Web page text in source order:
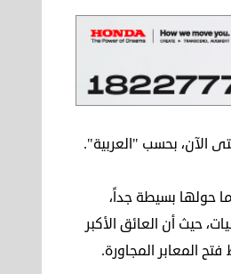
حولها بسيطة جداً،
حيث أن العائق الأكبر
المعابر المجاورة.